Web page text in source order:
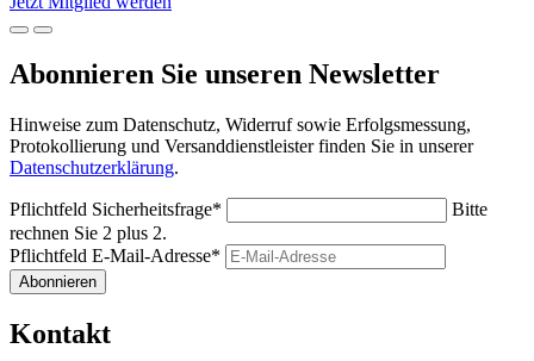
Abonnieren Sie unseren Newsletter
Hinweise zum Datenschutz, Widerruf sowie Erfolgsmessung,
Protokollierung und Versanddienstleister finden Sie in unserer
Datenschutzerklärung.
Pflichtfeld Sicherheitsfrage*
Bitte
rechnen Sie 2 plus 2.
Pflichtfeld E-Mail-Adresse*
Abonnieren
Kontakt